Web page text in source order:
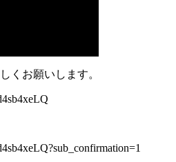
くお願いします。